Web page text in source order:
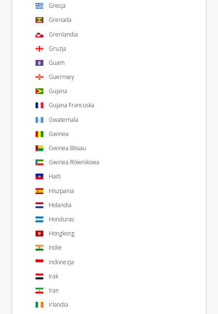
Grecja
Grenada
Grenlandia
Gruzja
Guam
Guernsey
Gujana
Gujana Francuska
Gwatemala
Gwinea
Gwinea Bissau
Gwinea Równikowa
Haiti
Hiszpania
Holandia
Honduras
Hongkong
Indie
Indonezja
Irak
Iran
Irlandia